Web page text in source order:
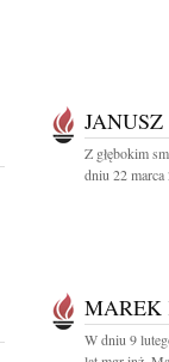
Z głębokim
dniu 22
MAREK
W dniu 9